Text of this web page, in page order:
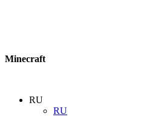
Minecraft
RU
RU